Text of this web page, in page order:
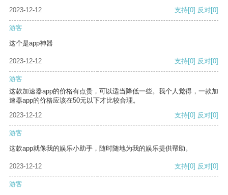
2023-12-12
支持[0] 反对[0]
游客
这个是app神器
2023-12-12 支持[0] 反对[0]
游客
这款加速器app的价格有点贵，可以适当降低一些。我个人觉得，一款加
速器app的价格应该在50元以下才比较合理。
2023-12-12
支持[0] 反对[0]
游客
这款app就像我的娱乐小助手，随时随地为我的娱乐提供帮助。
2023-12-12 支持[0] 反对[0]
游客